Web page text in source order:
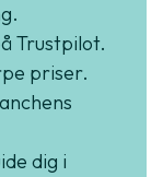
Trustpilot.
priser.
dig i